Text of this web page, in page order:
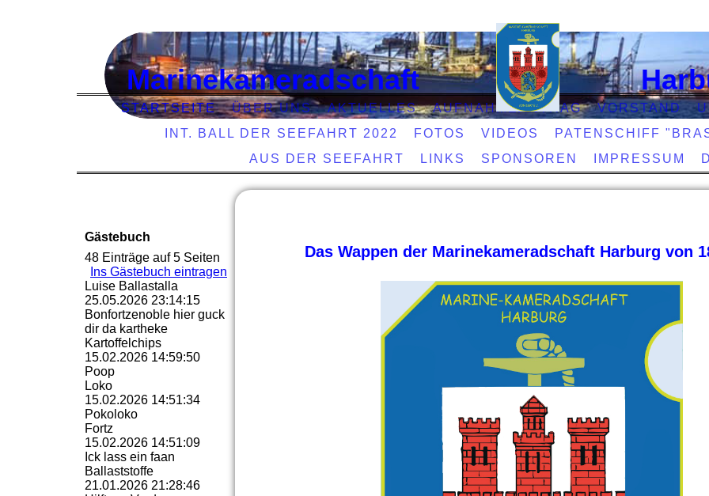
Marinekameradschaft
STARTSEITE ÜBER UNS AKTUELLES AUFNAHMEANTRAG VORSTAND
INT. BALL DER SEEFAHRT 2022
FOTOS VIDEOS
PATENSCHIFF
AUS DER SEEFAHRT
LINKS SPONSOREN IMPRESSUM
Das Wappen der Marinekameradschaft Harburg von
Gästebuch
48 Einträge auf 5 Seiten
Ins Gästebuch eintragen
Luise Ballastalla
25.05.2026 23:14:15
Bonfortzenoble hier guck
dir da kartheke
Kartoffelchips
15.02.2026 14:59:50
Poop
Loko
15.02.2026 14:51:34
Pokoloko
Fortz
15.02.2026 14:51:09
Ick lass ein faan
Ballaststoffe
21.01.2026 21:28:46